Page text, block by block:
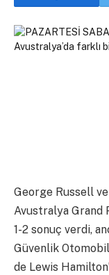
George Russell ve
Avustralya Grand
1-2 sonuç verdi,
Güvenlik
de Lewis